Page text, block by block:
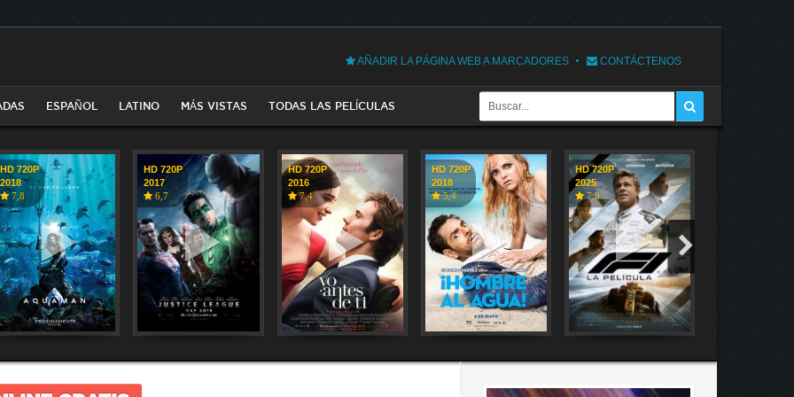
AÑADIR LA PÁGINA WEB A MARCADORES CONTÁCTENOS
ESPAÑOL LATINO MÁS VISTAS TODAS LAS PELÍCULAS
HD 720P
2018
7,8
HD 720P
2017
6,7
HD 720P
2016
7,4
HD 720P
2018
5,4
HD 720P
2025
7,9